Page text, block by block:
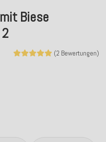
Biese
(2 Bewertungen)